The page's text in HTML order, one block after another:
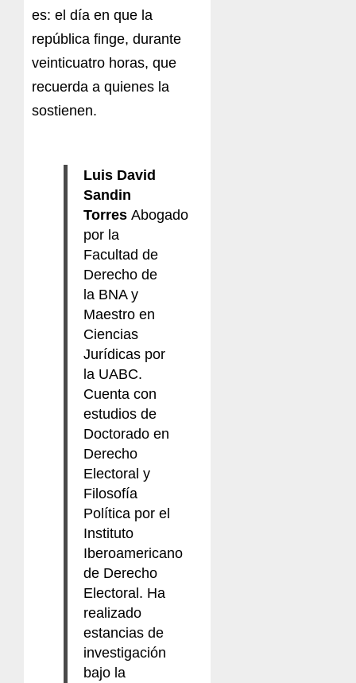
es: el día en que la
república finge, durante
veinticuatro horas, que
recuerda a quienes la
sostienen.
Luis David
Sandin
Torres Abogado
por la
Facultad de
Derecho de
la BNA y
Maestro en
Ciencias
Jurídicas por
la UABC.
Cuenta con
estudios de
Doctorado en
Derecho
Electoral y
Filosofía
Política por el
Instituto
Iberoamericano
de Derecho
Electoral. Ha
realizado
estancias de
investigación
bajo la